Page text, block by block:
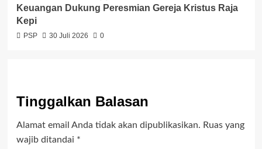
Keuangan Dukung Peresmian Gereja Kristus Raja
Kepi
PSP 30 Juli 2026 0
Tinggalkan Balasan
Alamat email Anda tidak akan dipublikasikan. Ruas yang
wajib ditandai *